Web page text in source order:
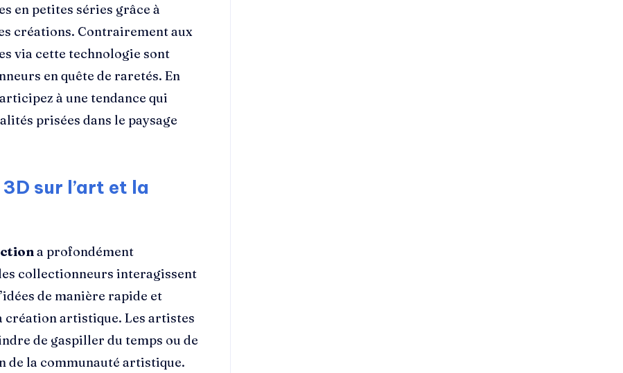
en petites séries grâce à
créations. Contrairement aux
via cette technologie sont
en quête de raretés. En
à une tendance qui
prisées dans le paysage
sur l’art et la
a profondément
collectionneurs interagissent
de manière rapide et
création artistique. Les artistes
de gaspiller du temps ou de
de la communauté artistique.